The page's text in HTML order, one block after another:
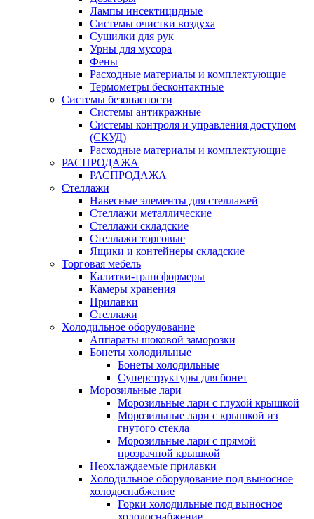
Лампы инсектицидные
Системы очистки воздуха
Сушилки для рук
Урны для мусора
Фены
Расходные материалы и комплектующие
Термометры бесконтактные
Системы безопасности
Системы антикражные
Системы контроля и управления доступом
(СКУД)
Расходные материалы и комплектующие
РАСПРОДАЖА
РАСПРОДАЖА
Стеллажи
Навесные элементы для стеллажей
Стеллажи металлические
Стеллажи складские
Стеллажи торговые
Ящики и контейнеры складские
Торговая мебель
Калитки-трансформеры
Камеры хранения
Прилавки
Стеллажи
Холодильное оборудование
Аппараты шоковой заморозки
Бонеты холодильные
Бонеты холодильные
Суперструктуры для бонет
Морозильные лари
Морозильные лари с глухой крышкой
Морозильные лари с крышкой из
гнутого стекла
Морозильные лари с прямой
прозрачной крышкой
Неохлаждаемые прилавки
Холодильное оборудование под выносное
холодоснабжение
Горки холодильные под выносное
холодоснабжение